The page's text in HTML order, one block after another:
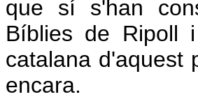
que sí s'han
Bíblies de Ripoll
catalana d'aquest
encara.